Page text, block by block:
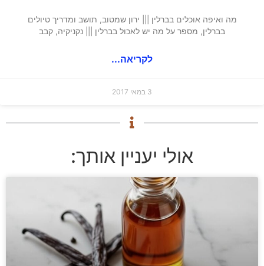
מה ואיפה אוכלים בברלין ||| ירון שמטוב, תושב ומדריך טיולים
בברלין, מספר על מה יש לאכול בברלין ||| נקניקיה, קבב
לקריאה...
3 במאי 2017
אולי יעניין אותך: